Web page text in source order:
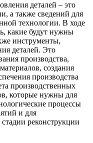
деталей – это
а также сведений для
технологии. В ходе
какие будут нужны
инструменты,
деталей. Это
производства,
создания
производства
производственных
которые нужны для
процессы
и для
реконструкции